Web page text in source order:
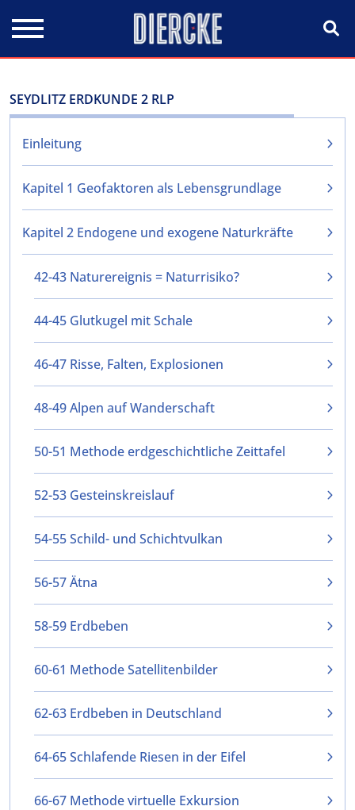
SEYDLITZ ERDKUNDE 2 RLP
Einleitung
Kapitel 1 Geofaktoren als Lebensgrundlage
Kapitel 2 Endogene und exogene Naturkräfte
42-43 Naturereignis = Naturrisiko?
44-45 Glutkugel mit Schale
46-47 Risse, Falten, Explosionen
48-49 Alpen auf Wanderschaft
50-51 Methode erdgeschichtliche Zeittafel
52-53 Gesteinskreislauf
54-55 Schild- und Schichtvulkan
56-57 Ätna
58-59 Erdbeben
60-61 Methode Satellitenbilder
62-63 Erdbeben in Deutschland
64-65 Schlafende Riesen in der Eifel
66-67 Methode virtuelle Exkursion